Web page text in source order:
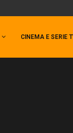
CINEMA E SERIE